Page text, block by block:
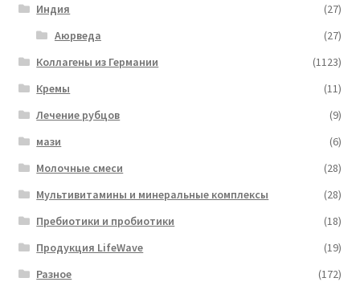
Индия
(27)
Аюрведа
(27)
Коллагены из Германии
(1123)
Кремы
(11)
Лечение рубцов
(9)
мази
(6)
Молочные смеси
(28)
Мультивитамины и минеральные комплексы
(28)
Пребиотики и пробиотики
(18)
Продукция LifeWave
(19)
Разное
(172)